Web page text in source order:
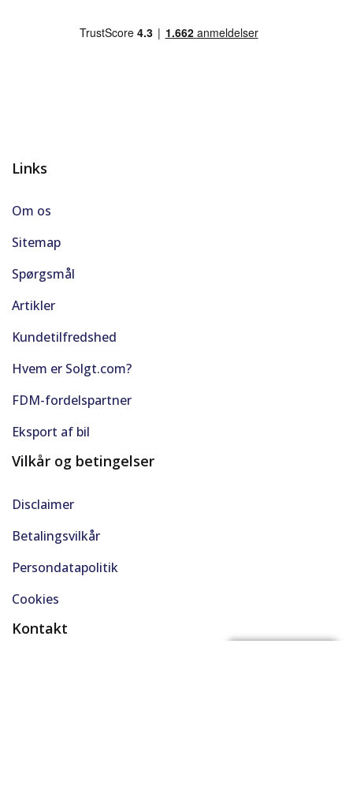
Links
Om os
Sitemap
Spørgsmål
Artikler
Kundetilfredshed
Hvem er Solgt.com?
FDM-fordelspartner
Eksport af bil
Vilkår og betingelser
Disclaimer
Betalingsvilkår
Persondatapolitik
Cookies
Kontakt